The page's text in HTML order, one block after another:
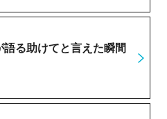
る助けてと言えた瞬間